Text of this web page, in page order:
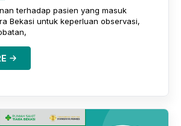
terhadap pasien yang masuk
Bekasi untuk keperluan observasi,